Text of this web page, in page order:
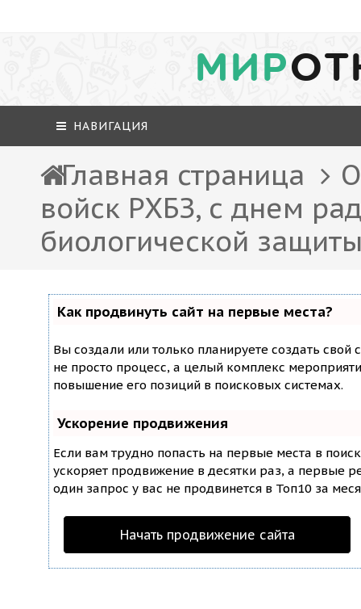
МИР
НАВИГАЦИЯ
Главная страница
войск РХБЗ, с днем
биологической
Как продвинуть сайт на первые места?
Вы создали или только планируете создать свой
не просто процесс, а целый комплекс
повышение его позиций в поисковых системах.
Ускорение продвижения
Если вам трудно попасть на первые места в
ускоряет продвижение в десятки раз, а первые
один запрос у вас не продвинется в Топ10 за
Начать продвижение сайта